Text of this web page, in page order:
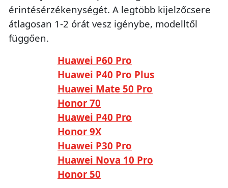
érintésérzékenységét. A legtöbb kijelzőcsere
átlagosan 1-2 órát vesz igénybe, modelltől
függően.
Huawei P60 Pro
Huawei P40 Pro Plus
Huawei Mate 50 Pro
Honor 70
Huawei P40 Pro
Honor 9X
Huawei P30 Pro
Huawei Nova 10 Pro
Honor 50